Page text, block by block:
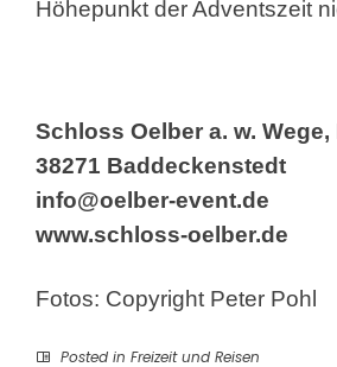
Höhepunkt der Adventszeit
Schloss Oelber a. w. Wege,
38271 Baddeckenstedt
info@oelber-event.de
www.schloss-oelber.de
Fotos: Copyright Peter Pohl
Posted in Freizeit und Reisen